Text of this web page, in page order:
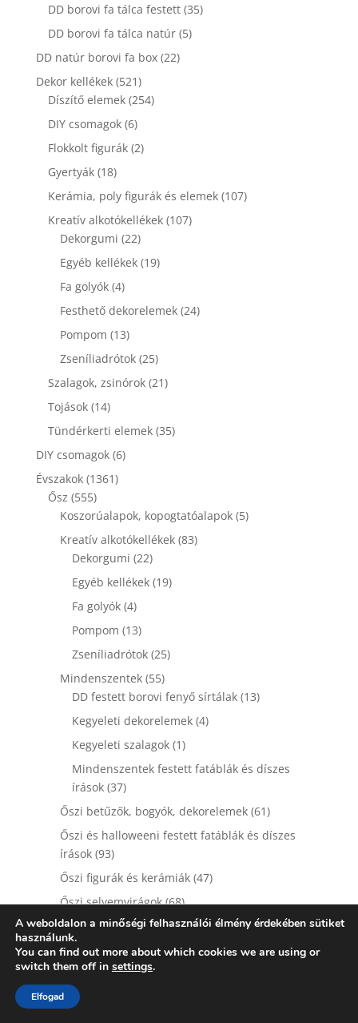
DD borovi fa tálca festett 3535
DD borovi fa tálca natúr 55
DD natúr borovi fa box 2222
Dekor kellékek 521521
termék
Díszítő elemek 254254
DIY csomagok 66
termék
Flokkolt figurák 22
Gyertyák 1818
termék
Kerámia, poly figurák és elemek 107107
Kreatív alkotókellékek 107107
Dekorgumi 2222
termék
Egyéb kellékek 1919
Fa golyók 44
termék
Festhető dekorelemek 2424
Pompom 1313
termék
Zseníliadrótok 2525
termék
Szalagok, zsinórok 2121
Tojások 1414
termék
Tündérkerti elemek 3535
DIY csomagok 66
Évszakok 13611361
Ősz 555555
termék
Koszorúalapok, kopogtatóalapok 55
Kreatív alkotókellékek 8383
Dekorgumi 2222
termék
Egyéb kellékek 1919
Fa golyók 44
termék
Pompom 1313
termék
Zseníliadrótok 2525
Mindenszentek 5555
termék
DD festett borovi fenyő sírtálak 1313
Kegyeleti dekorelemek 44
Kegyeleti szalagok 11
termék
Mindenszentek festett fatáblák és díszes
írások 3737
termék
Őszi betűzők, bogyók, dekorelemek 6161
termék
Őszi és halloweeni festett fatáblák és díszes
írások 9393
termék
Őszi figurák és kerámiák 4747
Őszi selyemvirágok 6868
termék
Őszi szalagok és egyéb kiegészítők 99
Őszi termések 8686
termék
Őszi zöld díszítők
Tavasz
A weboldalon a minőségi felhasználói élmény érdekében sütiket
használunk.
You can find out more about which cookies we are using or
switch them off in settings.
Elfogad